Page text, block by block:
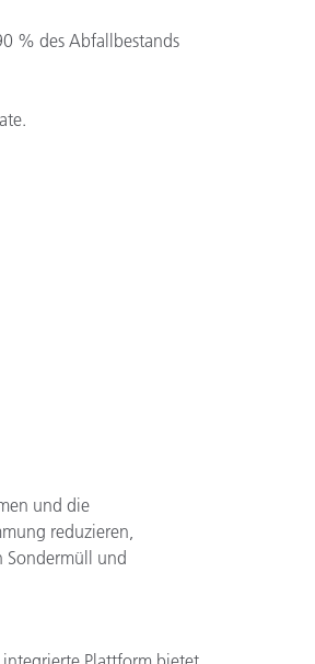
% des Abfallbestands
und die
reduzieren,
Sondermüll und